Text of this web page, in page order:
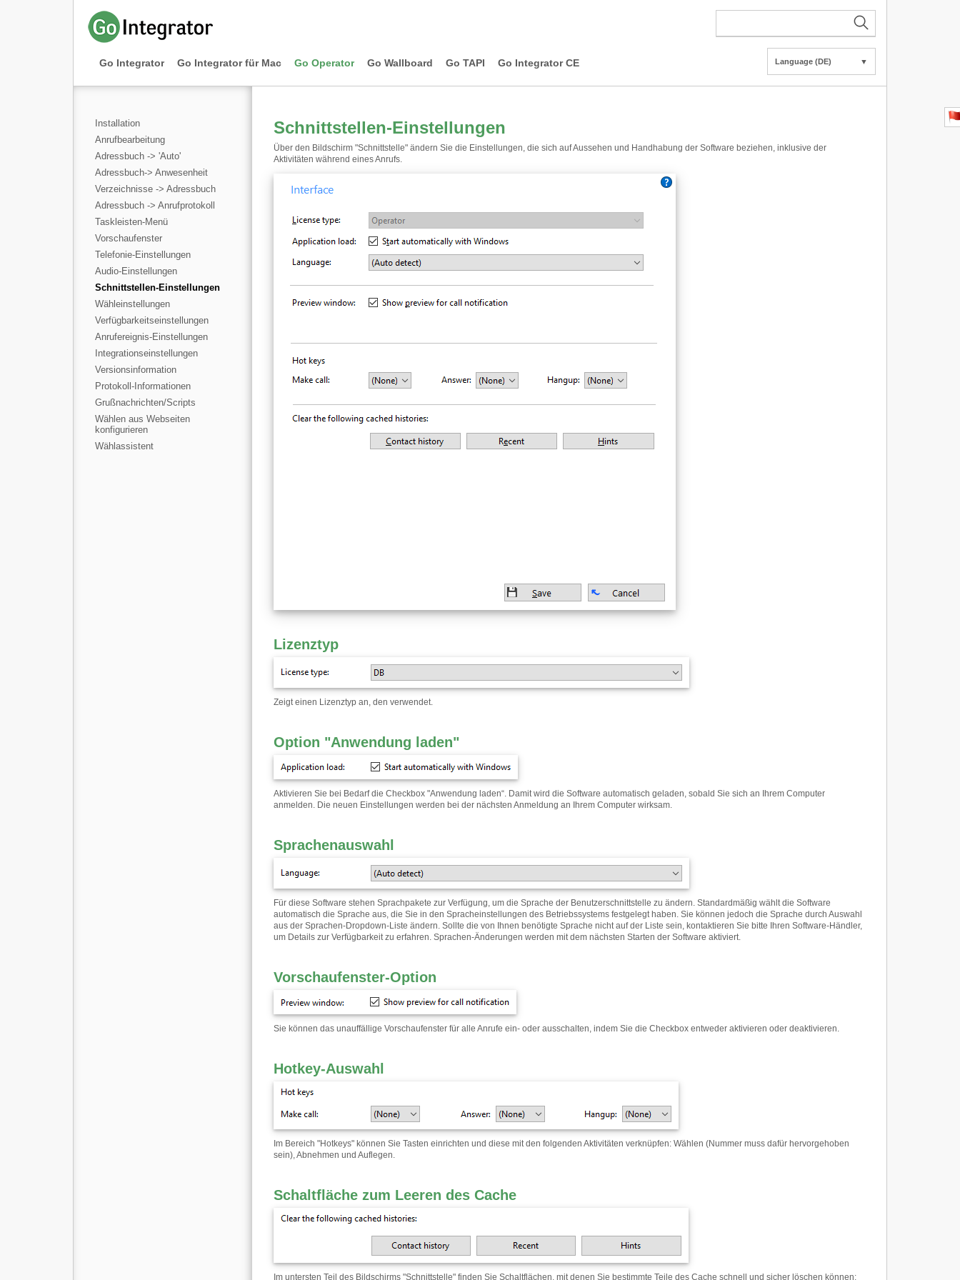
Go Integrator Go Integrator für Mac Go Operator Go Wallboard Go TAPI Go Integrator CE Language (DE) ▼
Installation
Anrufbearbeitung
Adressbuch -> 'Auto'
Adressbuch-> Anwesenheit
Verzeichnisse -> Adressbuch
Adressbuch -> Anrufprotokoll
Taskleisten-Menü
Vorschaufenster
Telefonie-Einstellungen
Audio-Einstellungen
Schnittstellen-Einstellungen
Wähleinstellungen
Verfügbarkeitseinstellungen
Anrufereignis-Einstellungen
Integrationseinstellungen
Versionsinformation
Protokoll-Informationen
Grußnachrichten/Scripts
Wählen aus Webseiten
konfigurieren
Wählassistent
Schnittstellen-Einstellungen
Über den Bildschirm "Schnittstelle" ändern Sie die Einstellungen, die sich auf Aussehen und Handhabung der Software beziehen, inklusive der
Aktivitäten während eines Anrufs.
Lizenztyp
Zeigt einen Lizenztyp an, den verwendet.
Option "Anwendung laden"
Aktivieren Sie bei Bedarf die Checkbox "Anwendung laden“. Damit wird die Software automatisch geladen, sobald Sie sich an Ihrem Computer
anmelden. Die neuen Einstellungen werden bei der nächsten Anmeldung an Ihrem Computer wirksam.
Sprachenauswahl
Für diese Software stehen Sprachpakete zur Verfügung, um die Sprache der Benutzerschnittstelle zu ändern. Standardmäßig wählt die Software
automatisch die Sprache aus, die Sie in den Spracheinstellungen des Betriebssystems festgelegt haben. Sie können jedoch die Sprache durch Auswahl
aus der Sprachen-Dropdown-Liste ändern. Sollte die von Ihnen benötigte Sprache nicht auf der Liste sein, kontaktieren Sie bitte Ihren Software-Händler,
um Details zur Verfügbarkeit zu erfahren. Sprachen-Änderungen werden mit dem nächsten Starten der Software aktiviert.
Vorschaufenster-Option
Sie können das unauffällige Vorschaufenster für alle Anrufe ein- oder ausschalten, indem Sie die Checkbox entweder aktivieren oder deaktivieren.
Hotkey-Auswahl
Im Bereich "Hotkeys" können Sie Tasten einrichten und diese mit den folgenden Aktivitäten verknüpfen: Wählen (Nummer muss dafür hervorgehoben
sein), Abnehmen und Auflegen.
Schaltfläche zum Leeren des Cache
Im untersten Teil des Bildschirms "Schnittstelle" finden Sie Schaltflächen, mit denen Sie bestimmte Teile des Cache schnell und sicher löschen können: